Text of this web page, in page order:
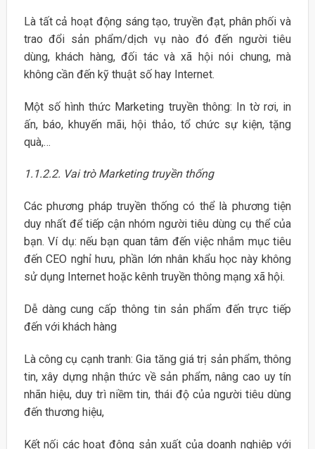
Là tất cả hoạt động sáng tạo, truyền đạt, phân phối và
trao đổi sản phẩm/dịch vụ nào đó đến người tiêu
dùng, khách hàng, đối tác và xã hội nói chung, mà
không cần đến kỹ thuật số hay Internet.
Một số hình thức Marketing truyền thông: In tờ rơi, in
ấn, báo, khuyến mãi, hội thảo, tổ chức sự kiện, tặng
quà,…
1.1.2.2. Vai trò Marketing truyền thống
Các phương pháp truyền thống có thể là phương tiện
duy nhất để tiếp cận nhóm người tiêu dùng cụ thể của
bạn. Ví dụ: nếu bạn quan tâm đến việc nhắm mục tiêu
đến CEO nghỉ hưu, phần lớn nhân khẩu học này không
sử dụng Internet hoặc kênh truyền thông mạng xã hội.
Dễ dàng cung cấp thông tin sản phẩm đến trực tiếp
đến với khách hàng
Là công cụ cạnh tranh: Gia tăng giá trị sản phẩm, thông
tin, xây dựng nhận thức về sản phẩm, nâng cao uy tín
nhãn hiệu, duy trì niềm tin, thái độ của người tiêu dùng
đến thương hiệu,
Kết nối các hoạt động sản xuất của doanh nghiệp với